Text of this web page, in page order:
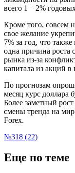
всего 1 – 2%
Кроме того, совсем
свое желание
7% за год, что
одна причина роста
рынка из-за
капитала из акций в
По прогнозам
месяц курс доллара
Более заметный
смены тренда на
Forex.
№318 (22)
Еще по теме